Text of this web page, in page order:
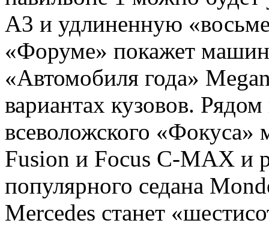
A3 и удлиненную
«Форуме» покажет
«Автомобиля года»
вариантах кузовов.
всеволожского
Fusion и Focus C-MAX и
популярного седана
Mercedes станет